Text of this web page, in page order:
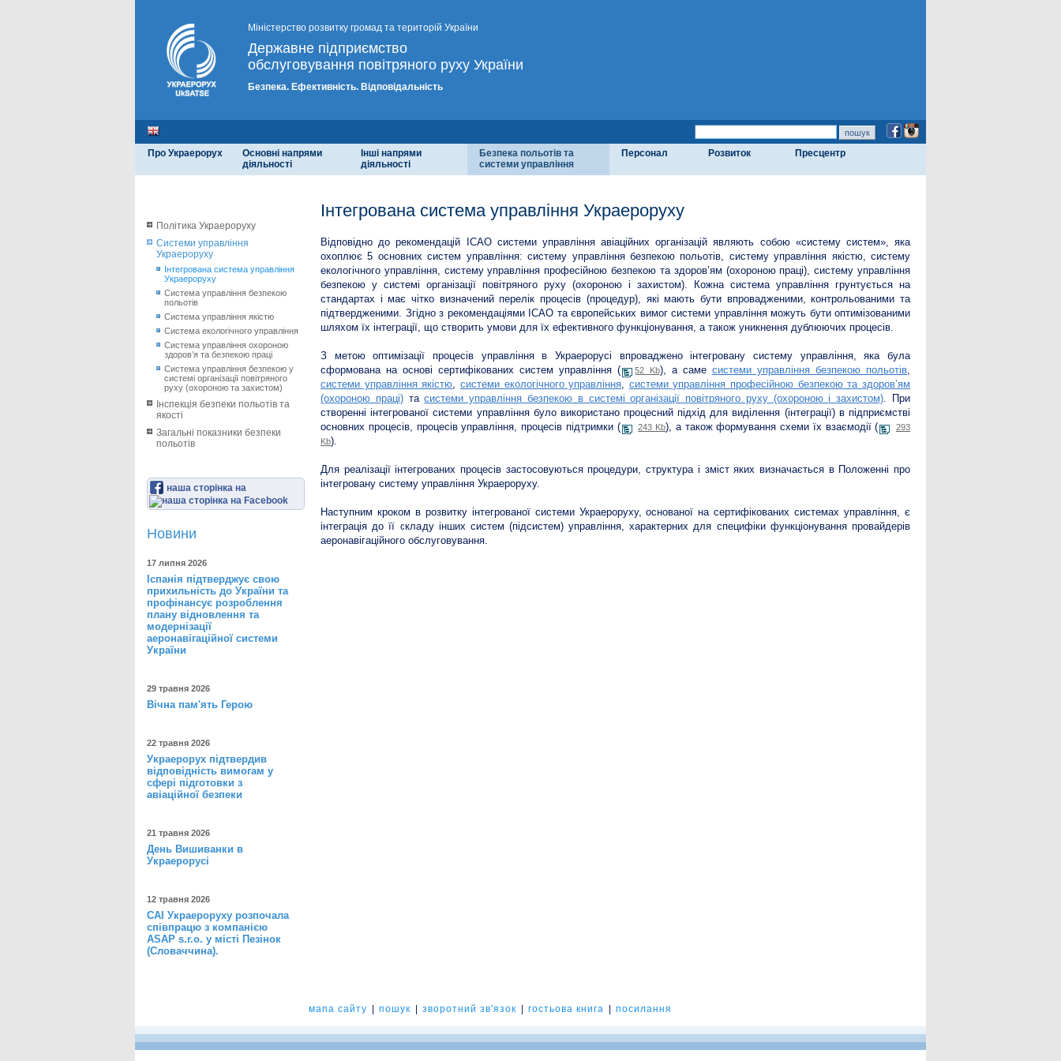
Міністерство розвитку громад та територій України
Державне підприємство
обслуговування повітряного руху України
Безпека. Ефективність. Відповідальність
Про Украерорух
Основні напрями
діяльності
Інші напрями
діяльності
Безпека польотів та
системи управління
Персонал Розвиток Пресцентр
Політика Украероруху
Системи управління
Украероруху
Інтегрована система управління
Украероруху
Система управління безпекою
польотів
Система управління якістю
Система екологічного управління
Система управління охороною
здоров’я та безпекою праці
Система управління безпекою у
системі організації повітряного
руху (охороною та захистом)
Інспекція безпеки польотів та
якості
Загальні показники безпеки
польотів
наша сторінка на
Новини
17 липня 2026
Іспанія підтверджує свою
прихильність до України та
профінансує розроблення
плану відновлення та
модернізації
аеронавігаційної системи
України
29 травня 2026
Вічна пам'ять Герою
22 травня 2026
Украерорух підтвердив
відповідність вимогам у
сфері підготовки з
авіаційної безпеки
21 травня 2026
День Вишиванки в
Украерорусі
12 травня 2026
САІ Украероруху розпочала
співпрацю з компанією
ASAP s.r.o. у місті Пезінок
(Словаччина).
Інтегрована система управління Украероруху
Відповідно до рекомендацій ІСАО системи управління авіаційних організацій являють собою «систему систем», яка
охоплює 5 основних систем управління: систему управління безпекою польотів, систему управління якістю, систему
екологічного управління, систему управління професійною безпекою та здоров’ям (охороною праці), систему управління
безпекою у системі організації повітряного руху (охороною і захистом). Кожна система управління грунтується на
стандартах і має чітко визначений перелік процесів (процедур), які мають бути впровадженими, контрольованими та
підтвердженими. Згідно з рекомендаціями ІСАО та європейських вимог системи управління можуть бути оптимізованими
шляхом їх інтеграції, що створить умови для їх ефективного функціонування, а також уникнення дублюючих процесів.
З метою оптимізації процесів управління в Украерорусі впроваджено інтегровану систему управління, яка була
сформована на основі сертифікованих систем управління (
52 Kb), а саме системи управління безпекою польотів,
системи управління якістю, системи екологічного управління, системи управління професійною безпекою та здоров’ям
(охороною праці)тасистеми управління безпекою в системі організації повітряного руху (охороною і захистом). При
створенні інтегрованої системи управління було використано процесний підхід для виділення (інтеграції) в підприємстві
основних процесів, процесів управління, процесів підтримки (
243 Kb), а також формування схеми їх взаємодії (
293
Kb).
Для реалізації інтегрованих процесів застосовуються процедури, структура і зміст яких визначається в Положенні про
інтегровану систему управління Украероруху.
Наступним кроком в розвитку інтегрованої системи Украероруху, основаної на сертифікованих системах управління, є
інтеграція до її складу інших систем (підсистем) управління, характерних для специфіки функціонування провайдерів
аеронавігаційного обслуговування.
мапа сайту пошук зворотний зв'язок гостьова книга посилання